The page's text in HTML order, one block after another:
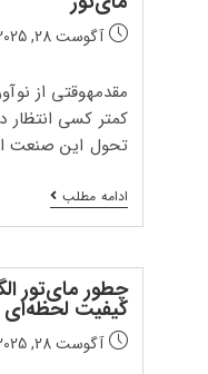
در
تاریخ
پست:
آگوست 28, 2025
مقدمهوقتی از
کمتر کسی انتظار
تحول این صنعت
ادامه مطلبتأثیر
در
مقاومت
توری‌های
فایبرگلاس
مای‌تور
چطور مای‌تور
کیفیت لحظه‌ای
تاریخآگوست 28, 2025